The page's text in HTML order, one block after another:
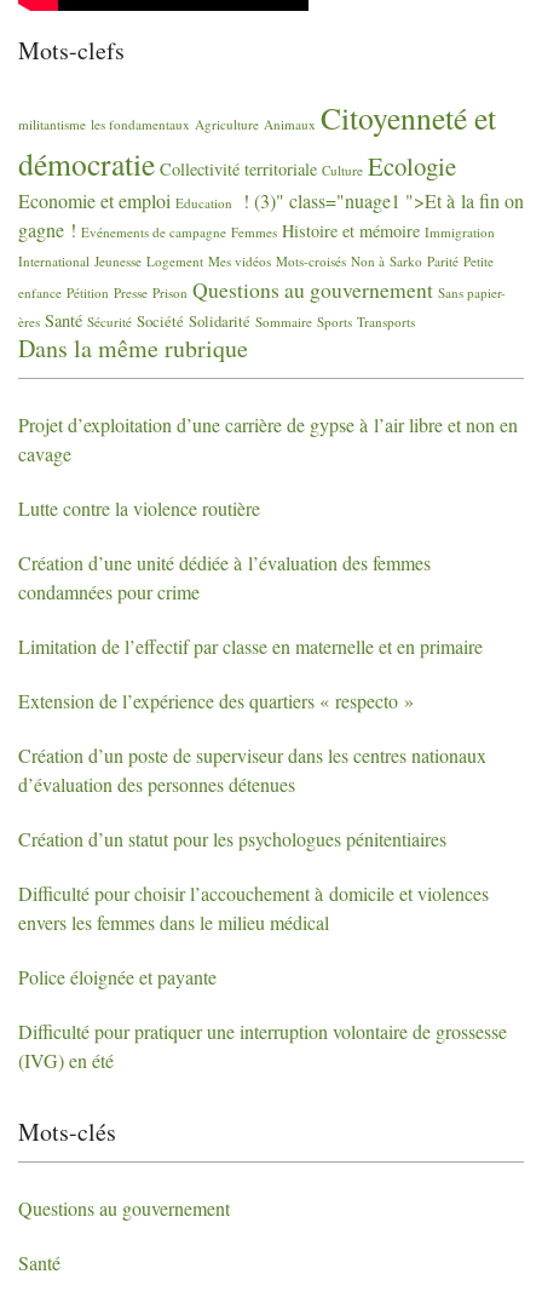
Mots-clefs
militantisme les fondamentaux Agriculture Animaux Citoyenneté et
démocratie Collectivité territoriale Culture Ecologie
Economie et emploi Education
! (3)" class="nuage1 ">Et à la fin on
gagne ! Evénements de campagne Femmes Histoire et mémoire Immigration
International Jeunesse Logement Mes vidéos Mots-croisés Non à Sarko Parité Petite
enfance Pétition Presse Prison Questions au gouvernement Sans papier-
ères Santé Sécurité Société Solidarité Sommaire Sports Transports
Dans la même rubrique
Projet d’exploitation d’une carrière de gypse à l’air libre et non en
cavage
Lutte contre la violence routière
Création d’une unité dédiée à l’évaluation des femmes
condamnées pour crime
Limitation de l’effectif par classe en maternelle et en primaire
Extension de l’expérience des quartiers « respecto »
Création d’un poste de superviseur dans les centres nationaux
d’évaluation des personnes détenues
Création d’un statut pour les psychologues pénitentiaires
Difficulté pour choisir l’accouchement à domicile et violences
envers les femmes dans le milieu médical
Police éloignée et payante
Difficulté pour pratiquer une interruption volontaire de grossesse
(IVG) en été
Mots-clés
Questions au gouvernement
Santé